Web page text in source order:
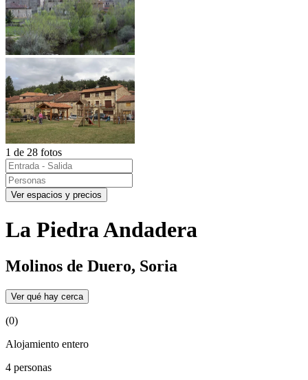
1 de 28 fotos
Ver espacios y precios
La Piedra Andadera
Molinos de Duero, Soria
Ver qué hay cerca
(0)
Alojamiento entero
4 personas